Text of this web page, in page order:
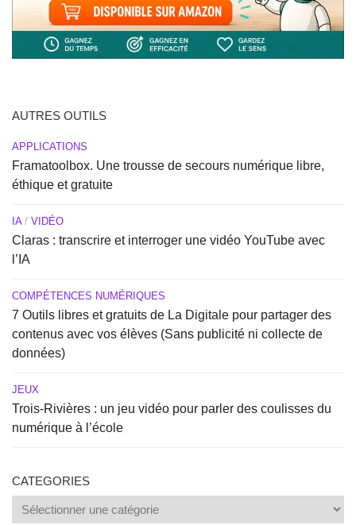
AUTRES OUTILS
APPLICATIONS
Framatoolbox. Une trousse de secours numérique libre,
éthique et gratuite
IA/ VIDÉO
Claras : transcrire et interroger une vidéo YouTube avec
l’IA
COMPÉTENCES NUMÉRIQUES
7 Outils libres et gratuits de La Digitale pour partager des
contenus avec vos élèves (Sans publicité ni collecte de
données)
JEUX
Trois-Rivières : un jeu vidéo pour parler des coulisses du
numérique à l’école
CATEGORIES
Categories